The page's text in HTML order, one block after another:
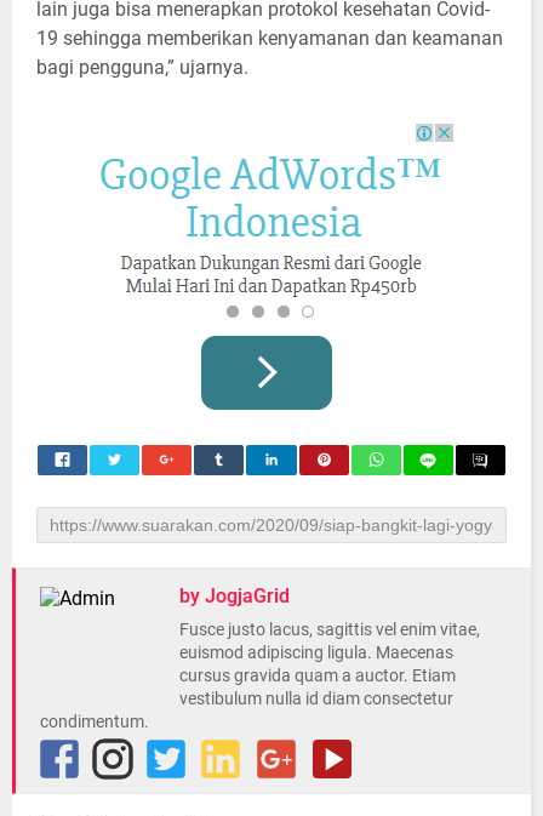
lain juga bisa menerapkan protokol kesehatan Covid-
19 sehingga memberikan kenyamanan dan keamanan
bagi pengguna,” ujarnya.
by JogjaGrid
Fusce justo lacus, sagittis vel enim vitae,
euismod adipiscing ligula. Maecenas
cursus gravida quam a auctor. Etiam
vestibulum nulla id diam consectetur
condimentum.